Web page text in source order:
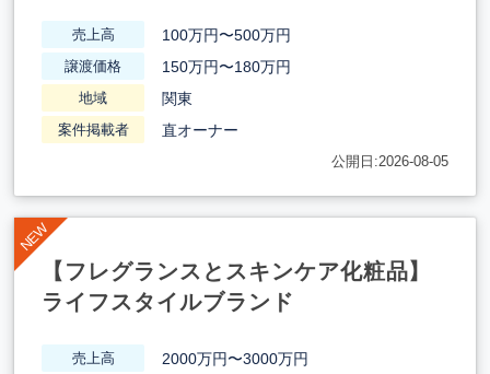
売上高 100万円〜500万円
譲渡価格 150万円〜180万円
地域 関東
案件掲載者 直オーナー
公開日:2026-08-05
【フレグランスとスキンケア化粧品】
ライフスタイルブランド
売上高 2000万円〜3000万円